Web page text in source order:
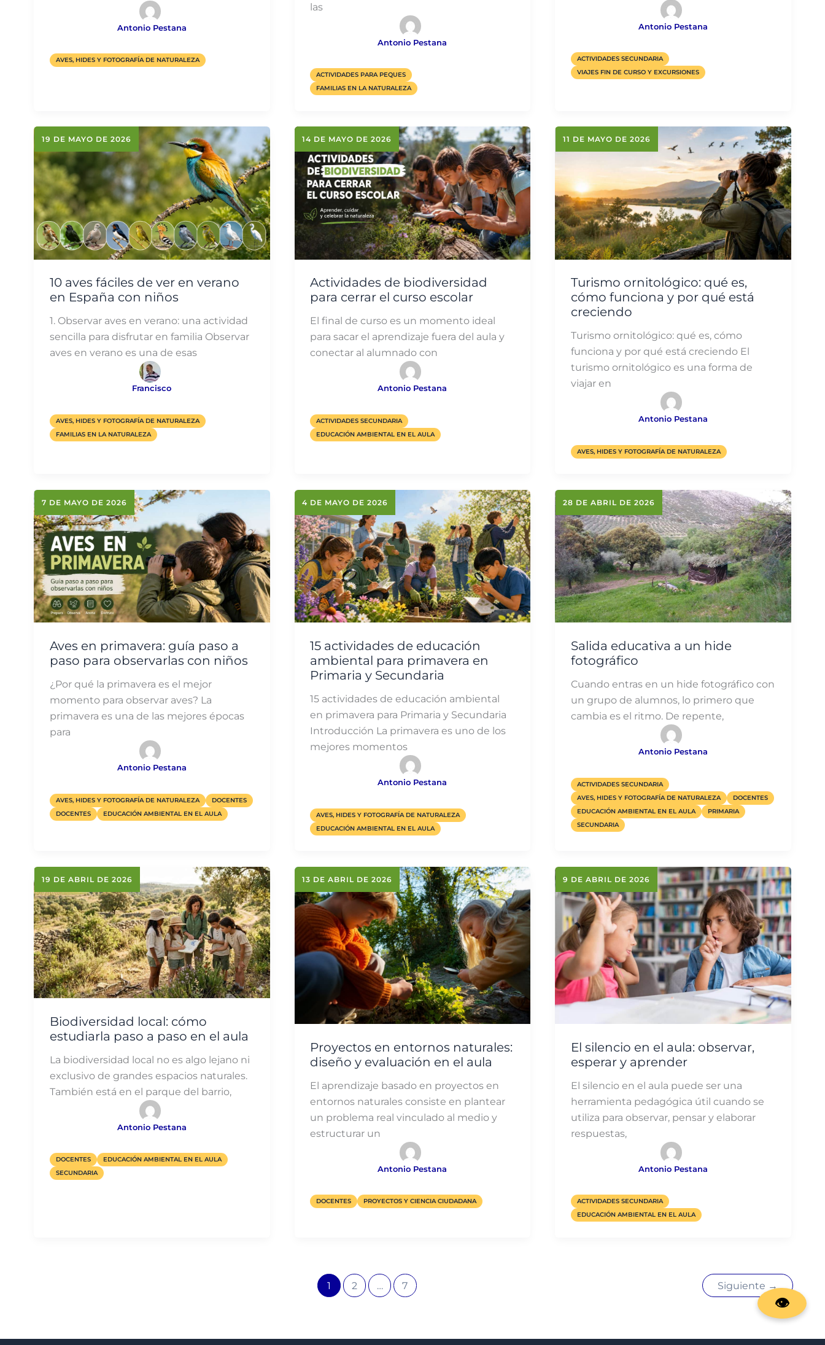
Antonio Pestana
AVES, HIDES Y FOTOGRAFÍA DE NATURALEZA
las
Antonio Pestana
ACTIVIDADES PARA PEQUES
FAMILIAS EN LA NATURALEZA
Antonio Pestana
ACTIVIDADES SECUNDARIA
VIAJES FIN DE CURSO Y EXCURSIONES
10 aves fáciles de ver en verano
en España con niños
1. Observar aves en verano: una actividad
sencilla para disfrutar en familia Observar
aves en verano es una de esas
Francisco
19 DE MAYO DE 2026
AVES, HIDES Y FOTOGRAFÍA DE NATURALEZA
FAMILIAS EN LA NATURALEZA
Actividades de biodiversidad
para cerrar el curso escolar
El final de curso es un momento ideal
para sacar el aprendizaje fuera del aula y
conectar al alumnado con
Antonio Pestana
14 DE MAYO DE 2026
ACTIVIDADES SECUNDARIA
EDUCACIÓN AMBIENTAL EN EL AULA
Turismo ornitológico: qué es,
cómo funciona y por qué está
creciendo
Turismo ornitológico: qué es, cómo
funciona y por qué está creciendo El
turismo ornitológico es una forma de
viajar en
Antonio Pestana
11 DE MAYO DE 2026
AVES, HIDES Y FOTOGRAFÍA DE NATURALEZA
Aves en primavera: guía paso a
paso para observarlas con niños
¿Por qué la primavera es el mejor
momento para observar aves? La
primavera es una de las mejores épocas
para
Antonio Pestana
7 DE MAYO DE 2026
AVES, HIDES Y FOTOGRAFÍA DE NATURALEZA
DOCENTES
DOCENTES
EDUCACIÓN AMBIENTAL EN EL AULA
15 actividades de educación
ambiental para primavera en
Primaria y Secundaria
15 actividades de educación ambiental
en primavera para Primaria y Secundaria
Introducción La primavera es uno de los
mejores momentos
Antonio Pestana
4 DE MAYO DE 2026
AVES, HIDES Y FOTOGRAFÍA DE NATURALEZA
EDUCACIÓN AMBIENTAL EN EL AULA
Salida educativa a un hide
fotográfico
Cuando entras en un hide fotográfico con
un grupo de alumnos, lo primero que
cambia es el ritmo. De repente,
Antonio Pestana
28 DE ABRIL DE 2026
ACTIVIDADES SECUNDARIA
AVES, HIDES Y FOTOGRAFÍA DE NATURALEZA
DOCENTES
EDUCACIÓN AMBIENTAL EN EL AULA
PRIMARIA
SECUNDARIA
Biodiversidad local: cómo
estudiarla paso a paso en el aula
La biodiversidad local no es algo lejano ni
exclusivo de grandes espacios naturales.
También está en el parque del barrio,
Antonio Pestana
19 DE ABRIL DE 2026
DOCENTES
EDUCACIÓN AMBIENTAL EN EL AULA
SECUNDARIA
Proyectos en entornos naturales:
diseño y evaluación en el aula
El aprendizaje basado en proyectos en
entornos naturales consiste en plantear
un problema real vinculado al medio y
estructurar un
Antonio Pestana
13 DE ABRIL DE 2026
DOCENTES PROYECTOS Y CIENCIA CIUDADANA
El silencio en el aula: observar,
esperar y aprender
El silencio en el aula puede ser una
herramienta pedagógica útil cuando se
utiliza para observar, pensar y elaborar
respuestas,
Antonio Pestana
9 DE ABRIL DE 2026
ACTIVIDADES SECUNDARIA
EDUCACIÓN AMBIENTAL EN EL AULA
1 2 … 7 Siguiente →